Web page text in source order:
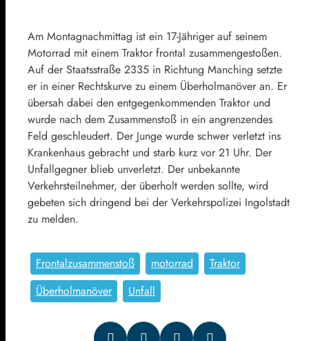
Am Montagnachmittag ist ein 17-Jähriger auf seinem
Motorrad mit einem Traktor frontal zusammengestoßen.
Auf der Staatsstraße 2335 in Richtung Manching setzte
er in einer Rechtskurve zu einem Überholmanöver an. Er
übersah dabei den entgegenkommenden Traktor und
wurde nach dem Zusammenstoß in ein angrenzendes
Feld geschleudert. Der Junge wurde schwer verletzt ins
Krankenhaus gebracht und starb kurz vor 21 Uhr. Der
Unfallgegner blieb unverletzt. Der unbekannte
Verkehrsteilnehmer, der überholt werden sollte, wird
gebeten sich dringend bei der Verkehrspolizei Ingolstadt
zu melden.
Frontalzusammenstoß motorrad
Traktor
Überholmanöver
Unfall